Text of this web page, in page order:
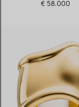
€ 58.000